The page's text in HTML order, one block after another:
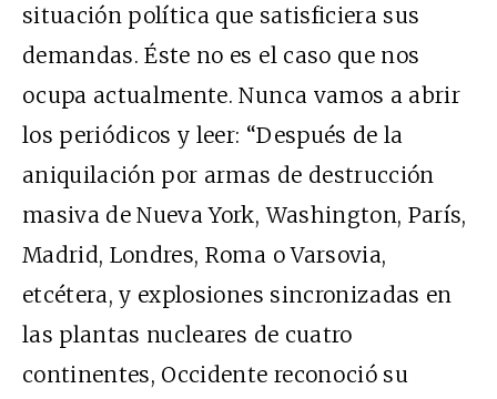
situación política que satisficiera sus
demandas. Éste no es el caso que nos
ocupa actualmente. Nunca vamos a abrir
los periódicos y leer: “Después de la
aniquilación por armas de destrucción
masiva de Nueva York, Washington, París,
Madrid, Londres, Roma o Varsovia,
etcétera, y explosiones sincronizadas en
las plantas nucleares de cuatro
continentes, Occidente reconoció su